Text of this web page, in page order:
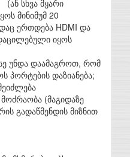
(ან სხვა მყარი
მინიმუმ 20
ერთდება HDMI და
იყოს
უნდა დაამაგროთ, რომ
პორტების დაზიანება;
(მაგიდაზე
გადაწმენდის მიზნით